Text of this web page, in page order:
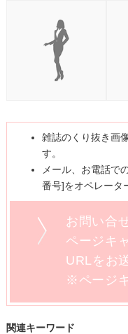
雑誌のくり抜き画
す。
メール、お電話で
番号]をオペレータ
お問い合
ページキ
URLをお
※ページ
関連キーワード